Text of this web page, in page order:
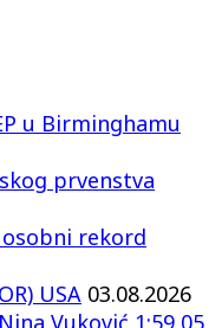
u Birminghamu
prvenstva
rekord
USA 03.08.2026
Vuković 1:59,05